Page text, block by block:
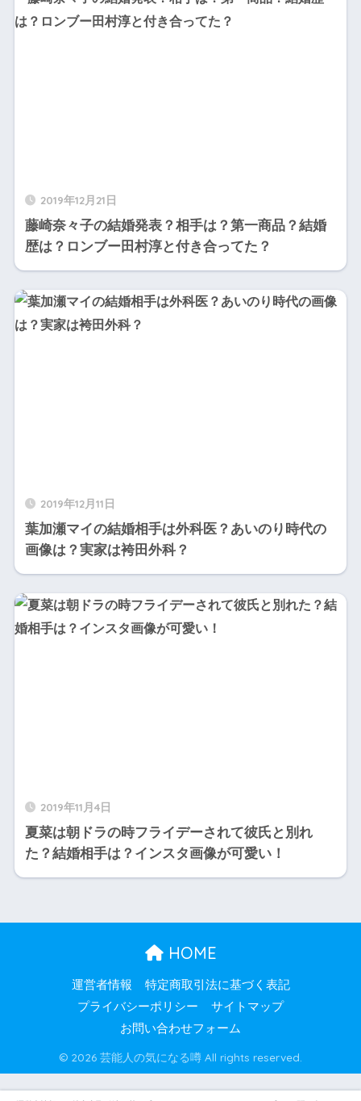
2019年12月21日
藤崎奈々子の結婚発表？相手は？第一商品？結婚
歴は？ロンブー田村淳と付き合ってた？
2019年12月11日
葉加瀬マイの結婚相手は外科医？あいのり時代の
画像は？実家は袴田外科？
2019年11月4日
夏菜は朝ドラの時フライデーされて彼氏と別れ
た？結婚相手は？インスタ画像が可愛い！
HOME
運営者情報
特定商取引法に基づく表記
プライバシーポリシー
サイトマップ
お問い合わせフォーム
© 2026 芸能人の気になる噂 All rights reserved.